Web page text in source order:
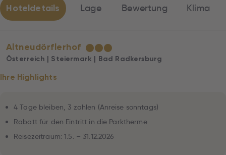
Hoteldetails Lage Bewertung Klima
Altneudörflerhof ★★★
Österreich | Steiermark | Bad Radkersburg
Ihre Highlights
4 Tage bleiben, 3 zahlen (Anreise sonntags)
Rabatt für den Eintritt in die Parktherme
Reisezeitraum: 1.5. – 31.12.2026